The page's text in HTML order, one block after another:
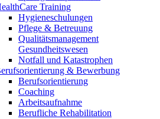
Training
Hygieneschulungen
Pflege & Betreuung
Qualitätsmanagement
Gesundheitswesen
Notfall und Katastrophen
& Bewerbung
Berufsorientierung
Coaching
Arbeitsaufnahme
Berufliche Rehabilitation